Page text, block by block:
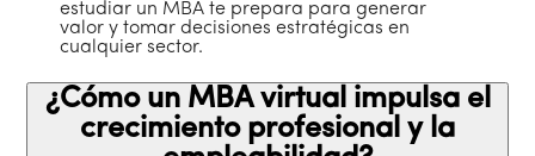
estudiar un MBA te prepara para generar
valor y tomar decisiones estratégicas en
cualquier sector.
¿Cómo un MBA virtual impulsa el
crecimiento profesional y la